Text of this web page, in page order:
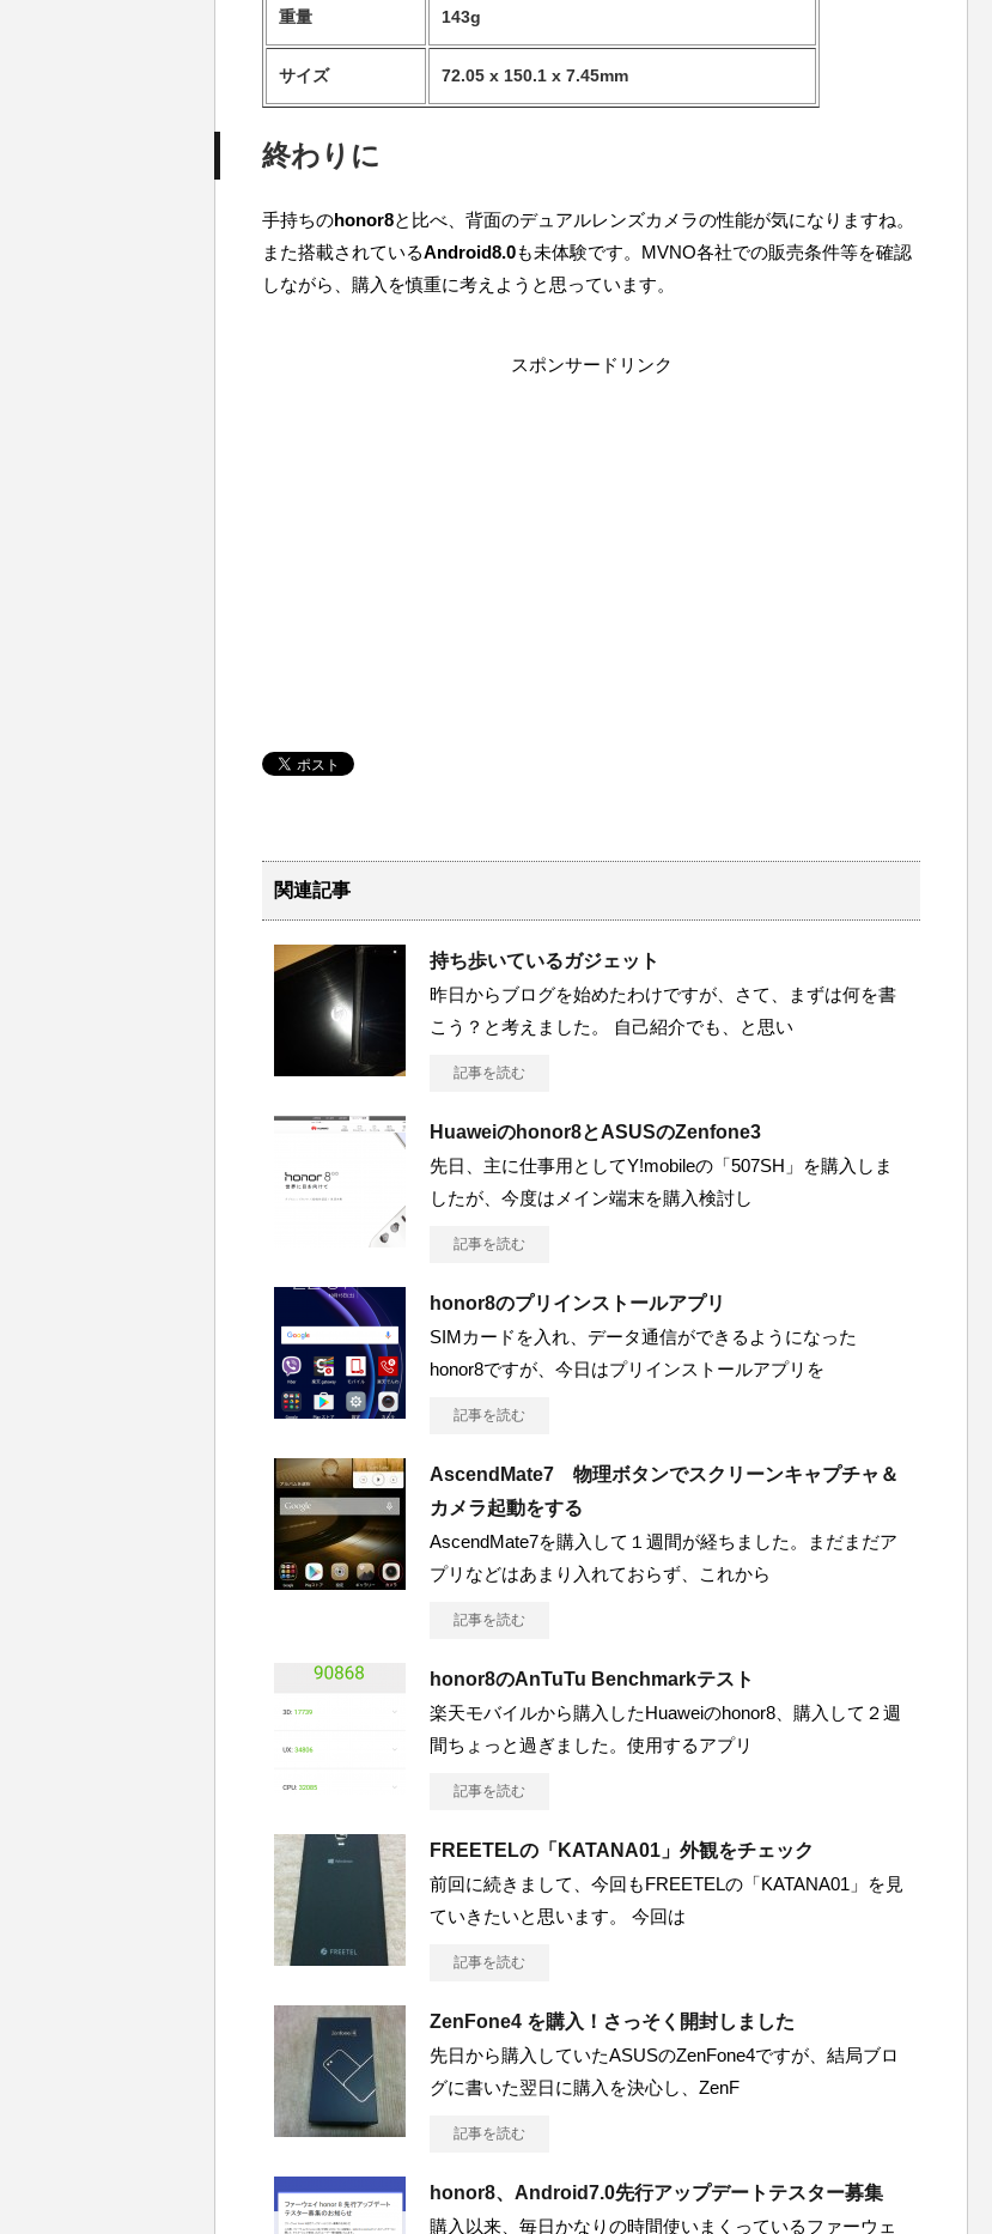
重量 143g
サイズ 72.05 x 150.1 x 7.45mm
終わりに
手持ちのhonor8と比べ、背面のデュアルレンズカメラの性能が気になりますね。
また搭載されているAndroid8.0も未体験です。MVNO各社での販売条件等を確認
しながら、購入を慎重に考えようと思っています。
スポンサードリンク
関連記事
持ち歩いているガジェット
昨日からブログを始めたわけですが、さて、まずは何を書
こう？と考えました。 自己紹介でも、と思い
記事を読む
Huaweiのhonor8とASUSのZenfone3
先日、主に仕事用としてY!mobileの「507SH」を購入しま
したが、今度はメイン端末を購入検討し
記事を読む
honor8のプリインストールアプリ
SIMカードを入れ、データ通信ができるようになった
honor8ですが、今日はプリインストールアプリを
記事を読む
AscendMate7 物理ボタンでスクリーンキャプチャ＆
カメラ起動をする
AscendMate7を購入して１週間が経ちました。まだまだア
プリなどはあまり入れておらず、これから
記事を読む
honor8のAnTuTu Benchmarkテスト
楽天モバイルから購入したHuaweiのhonor8、購入して２週
間ちょっと過ぎました。使用するアプリ
記事を読む
FREETELの「KATANA01」外観をチェック
前回に続きまして、今回もFREETELの「KATANA01」を見
ていきたいと思います。 今回は
記事を読む
ZenFone4 を購入！さっそく開封しました
先日から購入していたASUSのZenFone4ですが、結局ブロ
グに書いた翌日に購入を決心し、ZenF
記事を読む
honor8、Android7.0先行アップデートテスター募集
購入以来、毎日かなりの時間使いまくっているファーウェ